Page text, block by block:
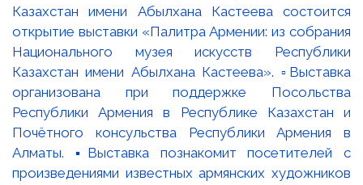
Казахстан имени Абылхана Кастеева состоится
открытие выставки «Палитра Армении: из собрания
Национального музея искусств Республики
Казахстан имени Абылхана Кастеева». ▫️Выставка
организована при поддержке Посольства
Республики Армения в Республике Казахстан и
Почётного консульства Республики Армения в
Алматы. ▪️Выставка познакомит посетителей с
произведениями известных армянских художников